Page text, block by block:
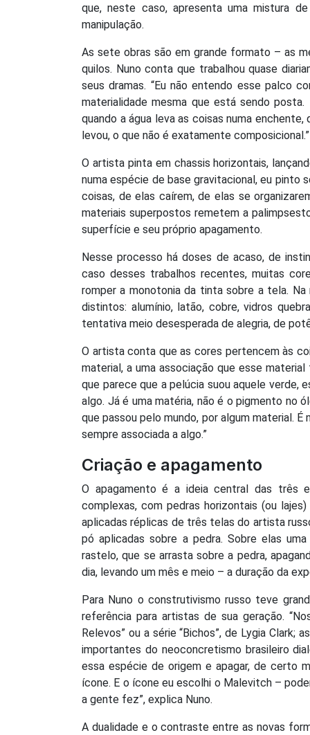
que, neste caso, apresenta uma mistura
manipulação.
As sete obras são em grande formato – as
quilos. Nuno conta que trabalhou quase
seus dramas. “Eu não entendo esse palco
materialidade mesma que está sendo
quando a água leva as coisas numa
levou, o que não é exatamente composicional.”
O artista pinta em chassis horizontais,
numa espécie de base gravitacional, eu pinto
coisas, de elas caírem, de elas se
materiais superpostos remetem a
superfície e seu próprio apagamento.
Nesse processo há doses de acaso, de
caso desses trabalhos recentes, muitas
romper a monotonia da tinta sobre a tela. Na
distintos: alumínio, latão, cobre, vidros
tentativa meio desesperada de alegria, de
O artista conta que as cores pertencem às
material, a uma associação que esse
que parece que a pelúcia suou aquele verde,
algo. Já é uma matéria, não é o pigmento no
que passou pelo mundo, por algum material.
sempre associada a algo.”
Criação e apagamento
O apagamento é a ideia central das três
complexas, com pedras horizontais (ou
aplicadas réplicas de três telas do artista
pó aplicadas sobre a pedra. Sobre elas
rastelo, que se arrasta sobre a pedra,
dia, levando um mês e meio – a duração da
Para Nuno o construtivismo russo teve
referência para artistas de sua geração.
Relevos” ou a série “Bichos”, de Lygia
importantes do neoconcretismo brasileiro
essa espécie de origem e apagar, de certo
ícone. E o ícone eu escolhi o Malevitch –
a gente fez”, explica Nuno.
A dualidade e o contraste entre as novas